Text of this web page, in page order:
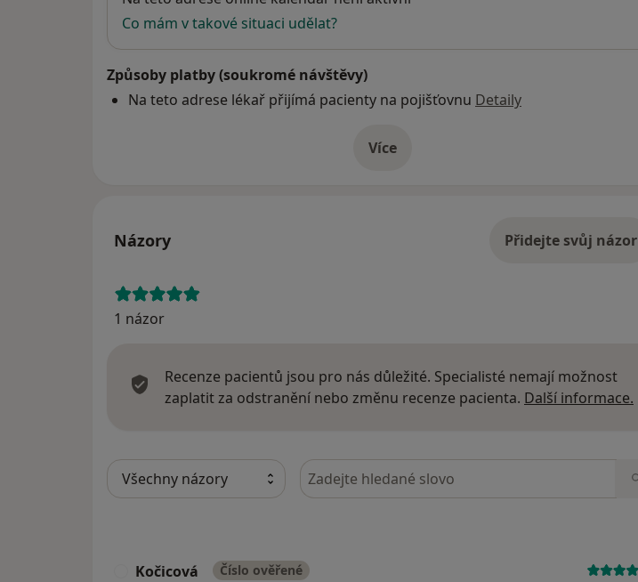
Co mám v takové situaci udělat?
Způsoby platby (soukromé návštěvy)
Na teto adrese lékař přijímá pacienty na pojišťovnu Detaily
Víceo adrese
Názory Přidejte svůj názor
1 názor
Recenze pacientů jsou pro nás důležité. Specialisté nemají možnost
zaplatit za odstranění nebo změnu recenze pacienta. Další informace.
Hledejte v názorech
Kočicová Číslo ověřené